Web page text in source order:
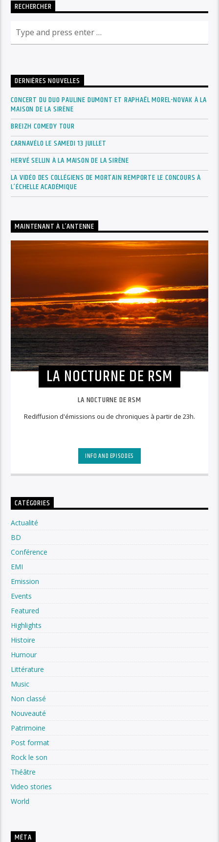
RECHERCHER
DERNIÈRES NOUVELLES
CONCERT DU DUO PAULINE DUMONT ET RAPHAËL MOREL-NOVAK À LA
MAISON DE LA SIRÈNE
BREIZH COMEDY TOUR
CARNAVÉLO LE SAMEDI 13 JUILLET
HERVÉ SELLIN À LA MAISON DE LA SIRÈNE
LA VIDÉO DES COLLÉGIENS DE MORTAIN REMPORTE LE CONCOURS À
L’ÉCHELLE ACADÉMIQUE
MAINTENANT À L’ANTENNE
LA NOCTURNE DE RSM
LA NOCTURNE DE RSM
Rediffusion d'émissions ou de chroniques à partir de 23h.
INFO AND EPISODES
CATÉGORIES
Actualité
BD
Conférence
EMI
Emission
Events
Featured
Highlights
Histoire
Humour
Littérature
Music
Non classé
Nouveauté
Patrimoine
Post format
Rock le son
Théâtre
Video stories
World
MÉTA